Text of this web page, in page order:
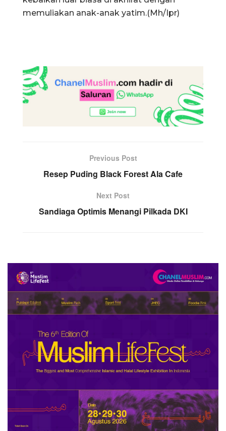
memuliakan anak-anak yatim.(Mh/Ipr)
Previous Post
Resep Puding Black Forest Ala Cafe
Next Post
Sandiaga Optimis Menangi Pilkada DKI